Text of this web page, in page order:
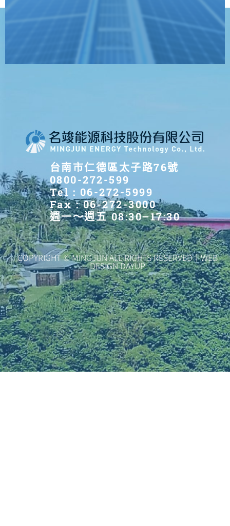
台南市仁德區太子路76號
0800-272-599
Tel : 06-272-5999
Fax : 06-272-3000
週一～週五 08:30–17:30
COPYRIGHT © MINGJUN ALL RIGHTS RESERVED｜WEB
DESIGN DAYUP